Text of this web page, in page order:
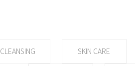
CLEANSING SKIN CARE